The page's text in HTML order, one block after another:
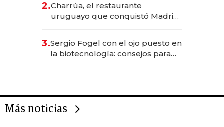
millones
2.Charrúa, el restaurante
uruguayo que conquistó Madrid:
anticipación y prepara apertura
3.Sergio Fogel con el ojo puesto en
la biotecnología: consejos para
Más noticias